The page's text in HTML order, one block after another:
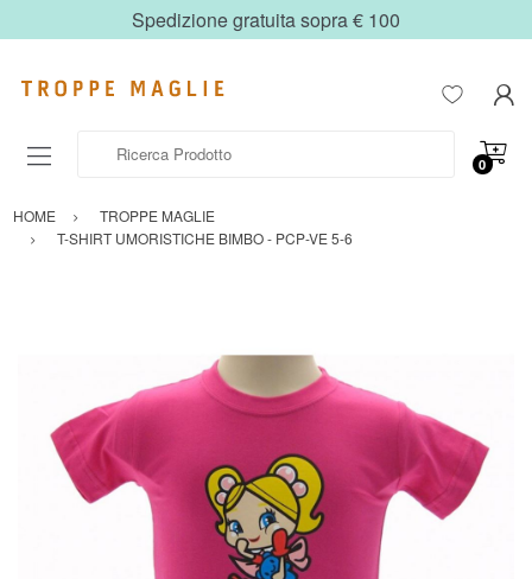
Spedizione gratuita sopra € 100
0
HOME
TROPPE MAGLIE
T-SHIRT UMORISTICHE BIMBO - PCP-VE 5-6